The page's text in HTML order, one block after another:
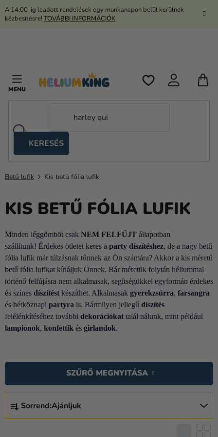
Ugrás
A 14:00-ig leadott rendelések egy munkanapon belül kerülnek
kézbesítésre! TOVÁBBI INFORMÁCIÓK
KERESÉS
sátrak
Kanekalon
Hélium
és
Esküvő
Party
Dekoráció
és
kiegészítők
Jelmezek
Sütés
Újdonság
Ajándékok
Betű lufik Kis betű fólia lufik
KIS BETŰ FÓLIA LUFIK
Minden léggömböt csak NEM FELFÚJT állapotban
szállítunk! Érdekes ötletet keres a party díszítéshez, de a nagy betű
fólia lufik már túlzásnak tűnnek az Ön számára? Akkor a kis méretű
betű fólia lufikat kínáljuk Önnek. Bár méretük folytán héliummal
történő felfújásra nem alkalmasak, segítségükkel egyformán érdekes
és színes díszítést készíthet. Alkalmasak gyerekzsúrra, farsangra
és hétköznapi partyra is. Bármilyen jellegű díszítés
felélénkítéséhez további dekorációkat talál nálunk, mint például
lampionok, konfettik és girlandok.
E
R
Sorrend:Ajánljuk
SZŰRŐ MEGNYITÁSA
E
R
M
É
K